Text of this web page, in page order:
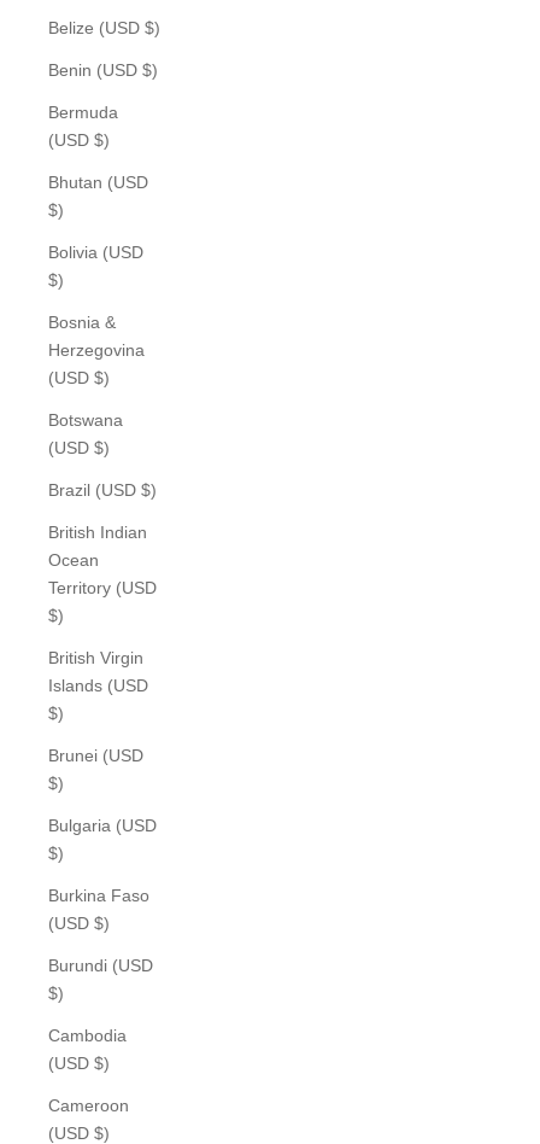
Belize (USD $)
Benin (USD $)
Bermuda
(USD $)
Bhutan (USD
$)
Bolivia (USD
$)
Bosnia &
Herzegovina
(USD $)
Botswana
(USD $)
Brazil (USD $)
British Indian
Ocean
Territory (USD
$)
British Virgin
Islands (USD
$)
Brunei (USD
$)
Bulgaria (USD
$)
Burkina Faso
(USD $)
Burundi (USD
$)
Cambodia
(USD $)
Cameroon
(USD $)